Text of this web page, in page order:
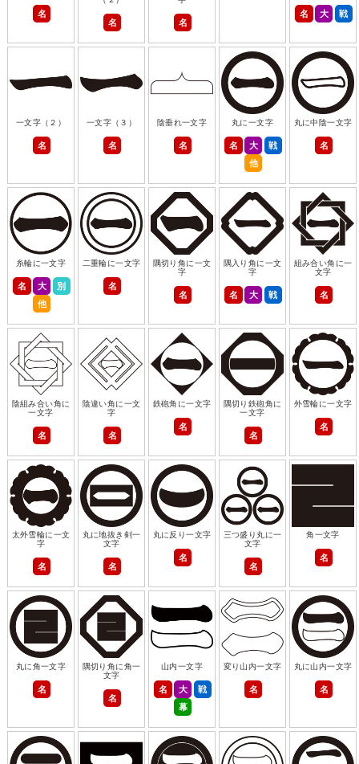
名
名 名
名 大 戦
一文字（２）
名
一文字（３）
名
陰垂れ一文字
名
丸に一文字
名 大
戦
他
丸に中陰一文字
名
糸輪に一文字
名 大
別
他
二重輪に一文字
名
隅切り角に一文
字
名
隅入り角に一文
字
名 大 戦
組み合い角に一
文字
名
陰組み合い角に
一文字
名
陰違い角に一文
字
名
鉄砲角に一文字
名
隅切り鉄砲角に
一文字
名
外雪輪に一文字
名
太外雪輪に一文
字
名
丸に地抜き剣一
文字
名
丸に反り一文字
名
三つ盛り丸に一
文字
名
角一文字
名
丸に角一文字
名
隅切り角に角一
文字
名
山内一文字
名 大
戦
幕
変り山内一文字
名
丸に山内一文字
名